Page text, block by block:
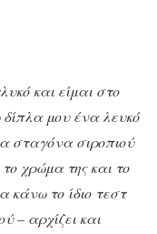
και είμαι στο
δίπλα μου ένα λευκό
σταγόνα σιροπιού
χρώμα της και το
κάνω το ίδιο τεστ
– αρχίζει και